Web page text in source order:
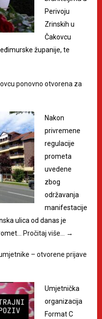
Perivoju
Zrinskih u
Čakovcu
županije, te
ponovno otvorena za
Nakon
privremene
regulacije
prometa
uvedene
zbog
održavanja
manifestacije
ulica od danas je
Pročitaj više… →
– otvorene prijave
Umjetnička
organizacija
Format C